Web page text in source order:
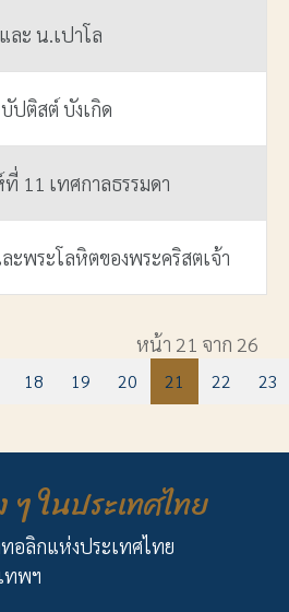
ละ น.เปาโล
ปติสต์ บังเกิด
11 เทศกาลธรรมดา
ะพระโลหิตของพระคริสตเจ้า
หน้า 21 จาก 26
18 19 20 21 22 23
ในประเทศไทย
อลิกแห่งประเทศไทย
ทพฯ